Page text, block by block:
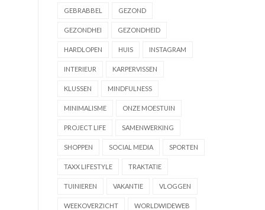
GEBRABBEL GEZOND
GEZONDHEI GEZONDHEID
HARDLOPEN HUIS INSTAGRAM
INTERIEUR KARPERVISSEN
KLUSSEN MINDFULNESS
MINIMALISME ONZE MOESTUIN
PROJECT LIFE SAMENWERKING
SHOPPEN SOCIAL MEDIA SPORTEN
TAXX LIFESTYLE TRAKTATIE
TUINIEREN VAKANTIE VLOGGEN
WEEKOVERZICHT WORLDWIDEWEB